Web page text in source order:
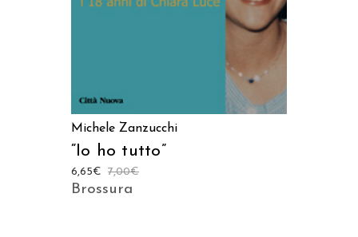
Michele Zanzucchi
“Io ho tutto”
7,00€
6,65€
Brossura